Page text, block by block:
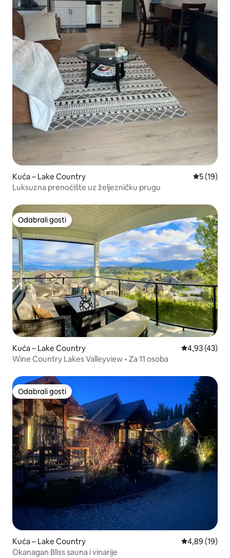
Kuća – Lake Country Prosječna
5 (19)
Luksuzna prenoćište uz željezničku prugu
Odabrali gosti
Odabrali gosti
Kuća – Lake Country Prosječna
4,93 (43)
Wine Country Lakes Valleyview • Za 11 osoba
Odabrali gosti
Odabrali gosti
Kuća – Lake Country Prosječna
4,89 (19)
Okanagan Bliss sauna i vinarije